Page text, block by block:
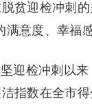
贫迎检冲刺
意度、幸福感
迎检冲刺以
指数在全市